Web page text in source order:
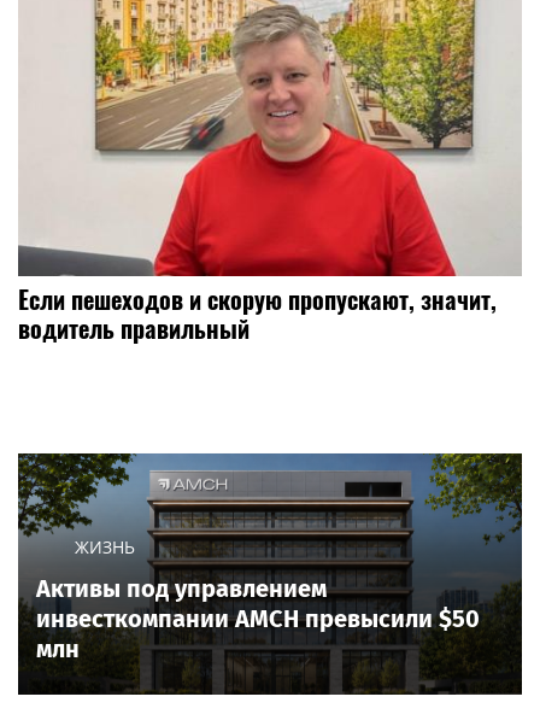
Если пешеходов и скорую пропускают, значит,
водитель правильный
ЖИЗНЬ
Активы под управлением
инвесткомпании AMCH превысили $50
млн